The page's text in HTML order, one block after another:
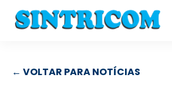
← VOLTAR PARA NOTÍCIAS